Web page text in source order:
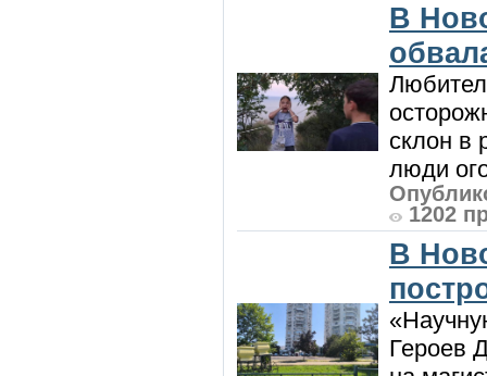
В
склон в
люди
1202
В
Героев